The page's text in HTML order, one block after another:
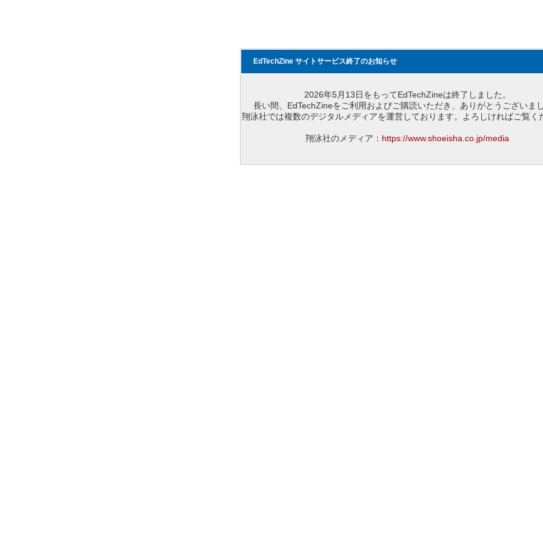
EdTechZine サイトサービス終了のお知らせ
2026年5月13日をもってEdTechZineは終了しました。
長い間、EdTechZineをご利用およびご購読いただき、ありがとうございまし
翔泳社では複数のデジタルメディアを運営しております。よろしければご覧く
翔泳社のメディア： https://www.shoeisha.co.jp/media